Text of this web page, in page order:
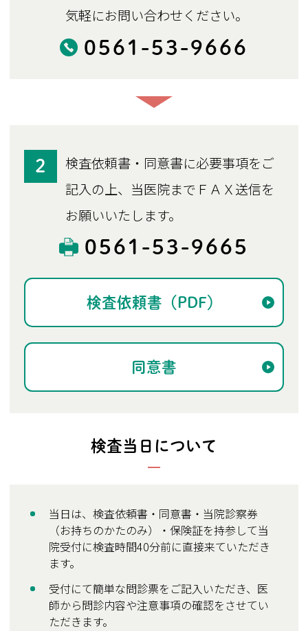
気軽にお問い合わせください。
0561-53-9666
2
検査依頼書・同意書に必要事項をご
記入の上、当医院までＦＡＸ送信を
お願いいたします。
0561-53-9665
検査依頼書（PDF）
同意書
検査当日について
当日は、検査依頼書・同意書・当院診察券
（お持ちのかたのみ）・保険証を持参して当
院受付に検査時間40分前に直接来ていただき
ます。
受付にて簡単な問診票をご記入いただき、医
師から問診内容や注意事項の確認をさせてい
ただきます。